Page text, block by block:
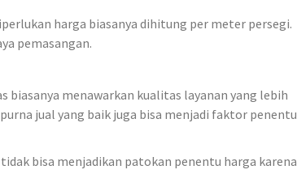
harga biasanya dihitung per meter persegi.
pemasangan.
biasanya menawarkan kualitas layanan yang lebih
jual yang baik juga bisa menjadi faktor penentu
bisa menjadikan patokan penentu harga karena